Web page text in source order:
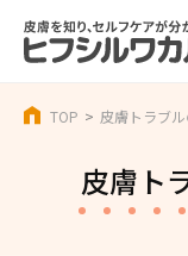
TOP 皮膚トラブ
皮膚ト